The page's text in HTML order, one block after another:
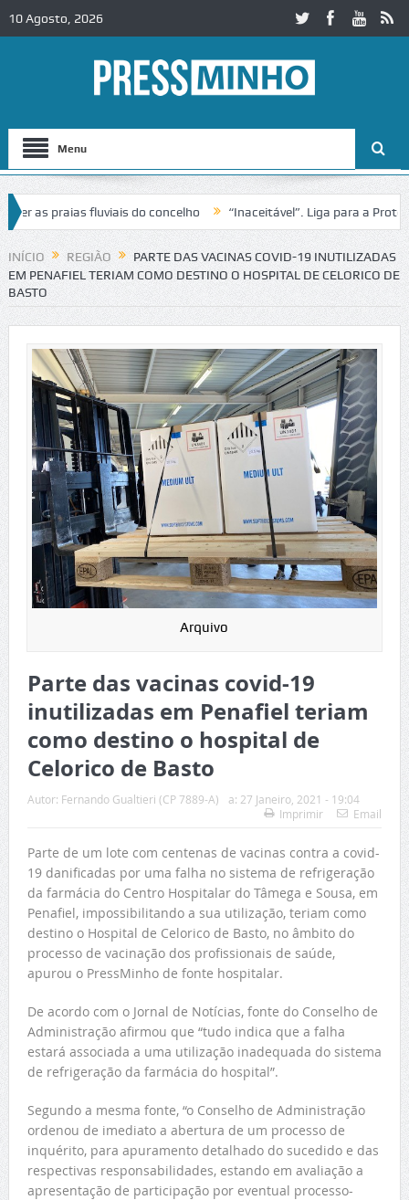
10 Agosto, 2026
Menu
praias fluviais do concelho “Inaceitável”. Liga para a Proteção
de trânsito no IC2 em Alcobaça Igreja do Castelo de
INÍCIO REGIÃO
PARTE DAS VACINAS COVID-19 INUTILIZADAS
EM PENAFIEL TERIAM COMO DESTINO O HOSPITAL DE CELORICO DE
BASTO
Arquivo
Parte das vacinas covid-19
inutilizadas em Penafiel teriam
como destino o hospital de
Celorico de Basto
Autor: Fernando Gualtieri (CP 7889-A) a: 27 Janeiro, 2021 - 19:04
Imprimir
Email
Parte de um lote com centenas de vacinas contra a covid-
19 danificadas por uma falha no sistema de refrigeração
da farmácia do Centro Hospitalar do Tâmega e Sousa, em
Penafiel, impossibilitando a sua utilização, teriam como
destino o Hospital de Celorico de Basto, no âmbito do
processo de vacinação dos profissionais de saúde,
apurou o PressMinho de fonte hospitalar.
De acordo com o Jornal de Notícias, fonte do Conselho de
Administração afirmou que “tudo indica que a falha
estará associada a uma utilização inadequada do sistema
de refrigeração da farmácia do hospital”.
Segundo a mesma fonte, “o Conselho de Administração
ordenou de imediato a abertura de um processo de
inquérito, para apuramento detalhado do sucedido e das
respectivas responsabilidades, estando em avaliação a
apresentação de participação por eventual processo-